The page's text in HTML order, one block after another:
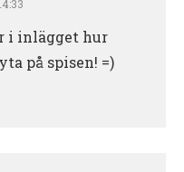
i inlägget hur
på spisen! =)